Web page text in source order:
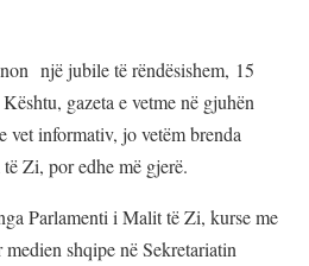
një jubile të rëndësishem, 15
gazeta e vetme në gjuhën
vet informativ, jo vetëm brenda
Zi, por edhe më gjerë.
Parlamenti i Malit të Zi, kurse me
shqipe në Sekretariatin